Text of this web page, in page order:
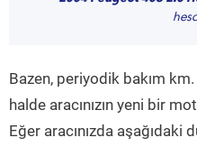
Bazen, periyodik bakım
halde aracınızın yeni bir
Eğer aracınızda aşağıdaki